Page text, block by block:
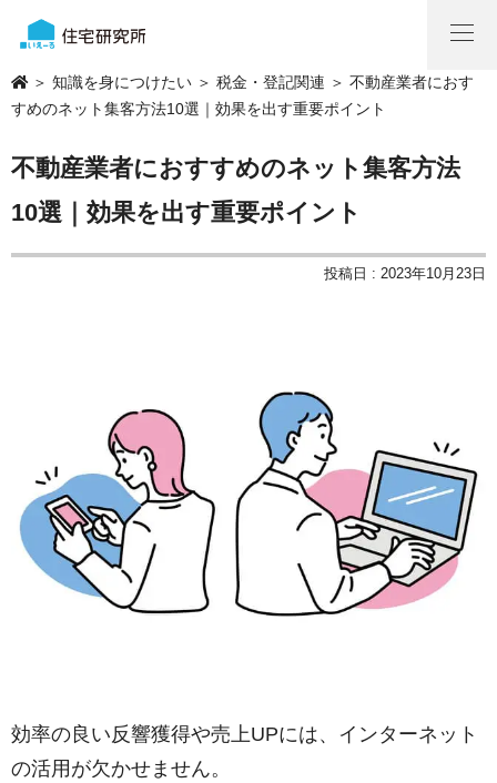
＞ 知識を身につけたい ＞ 税金・登記関連 ＞ 不動産業者におす
すめのネット集客方法10選｜効果を出す重要ポイント
不動産業者におすすめのネット集客方法
10選｜効果を出す重要ポイント
投稿日 : 2023年10月23日
効率の良い反響獲得や売上UPには、インターネット
の活用が欠かせません。